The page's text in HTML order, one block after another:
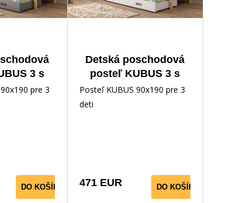
3 s
cm,
pre 3
DO KOŠÍKA
Detská poschodová
posteľ KUBUS 3 s
prístelkou 90x190 cm,
Posteľ KUBUS 90x190 pre 3
deti
471 EUR DO KOŠÍKA